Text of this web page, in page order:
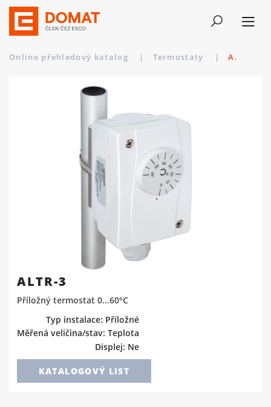
Online přehledový katalog | Termostaty | ALTR-3
ALTR-3
Příložný termostat 0...60°C
Typ instalace: Příložné
Měřená veličina/stav: Teplota
Displej: Ne
KATALOGOVÝ LIST